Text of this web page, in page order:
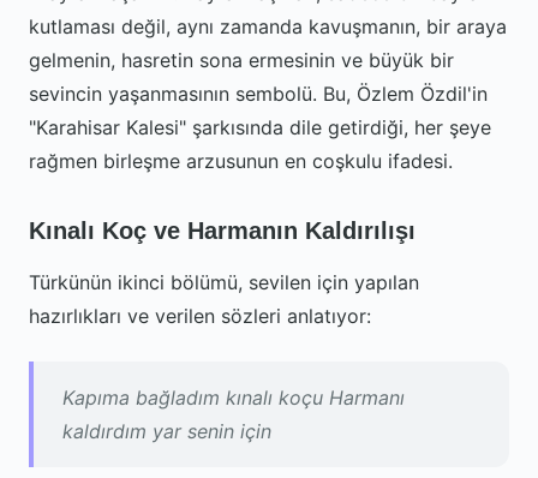
kutlaması değil, aynı zamanda kavuşmanın, bir araya
gelmenin, hasretin sona ermesinin ve büyük bir
sevincin yaşanmasının sembolü. Bu, Özlem Özdil'in
"Karahisar Kalesi" şarkısında dile getirdiği, her şeye
rağmen birleşme arzusunun en coşkulu ifadesi.
Kınalı Koç ve Harmanın Kaldırılışı
Türkünün ikinci bölümü, sevilen için yapılan
hazırlıkları ve verilen sözleri anlatıyor:
Kapıma bağladım kınalı koçu Harmanı
kaldırdım yar senin için